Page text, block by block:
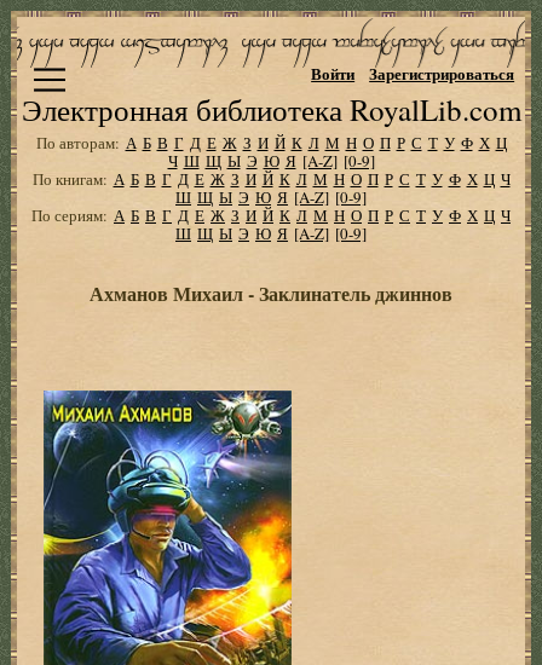
Электронная библиотека RoyalLib.com
Войти Зарегистрироваться
По авторам: А Б В Г Д Е Ж З И Й К Л М Н О П Р С Т У Ф Х Ц
Ч Ш Щ Ы Э Ю Я [A-Z] [0-9]
По книгам: А Б В Г Д Е Ж З И Й К Л М Н О П Р С Т У Ф Х Ц Ч
Ш Щ Ы Э Ю Я [A-Z] [0-9]
По сериям: А Б В Г Д Е Ж З И Й К Л М Н О П Р С Т У Ф Х Ц Ч
Ш Щ Ы Э Ю Я [A-Z] [0-9]
Ахманов Михаил - Заклинатель джиннов